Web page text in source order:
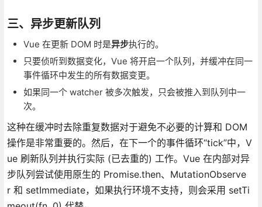
三、异步更新队列
Vue 在更新 DOM 时是异步执行的。
只要侦听到数据变化，Vue 将开启一个队列，并缓冲在同一
事件循环中发生的所有数据变更。
如果同一个 watcher 被多次触发，只会被推入到队列中一
次。
这种在缓冲时去除重复数据对于避免不必要的计算和 DOM
操作是非常重要的。然后，在下一个的事件循环“tick”中，V
ue 刷新队列并执行实际 (已去重的) 工作。Vue 在内部对异
步队列尝试使用原生的 Promise.then、MutationObserve
r 和 setImmediate，如果执行环境不支持，则会采用 setTi